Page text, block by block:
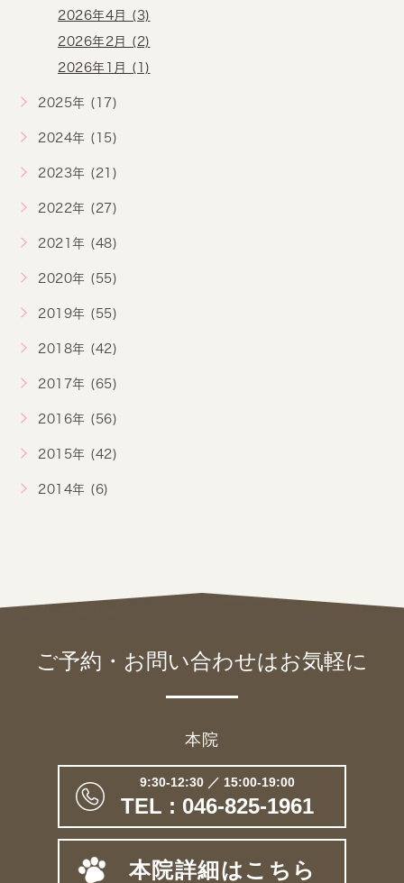
2026年4月 (3)
2026年2月 (2)
2026年1月 (1)
2025年 (17)
2024年 (15)
2023年 (21)
2022年 (27)
2021年 (48)
2020年 (55)
2019年 (55)
2018年 (42)
2017年 (65)
2016年 (56)
2015年 (42)
2014年 (6)
ご予約・お問い合わせはお気軽に
本院
9:30-12:30 ／ 15:00-19:00
TEL : 046-825-1961
本院詳細はこちら